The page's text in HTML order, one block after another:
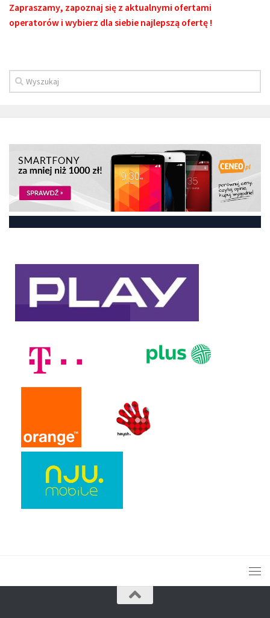
Zapraszamy, zapoznaj się z aktualnymi ofertami
operatorów i wybierz dla siebie najlepszą ofertę !